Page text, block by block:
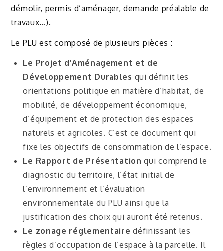
démolir, permis d’aménager, demande préalable de
travaux…).
Le PLU est composé de plusieurs pièces :
Le Projet d’Aménagement et de
Développement Durables qui définit les
orientations politique en matière d’habitat, de
mobilité, de développement économique,
d’équipement et de protection des espaces
naturels et agricoles. C’est ce document qui
fixe les objectifs de consommation de l’espace.
Le Rapport de Présentation qui comprend le
diagnostic du territoire, l’état initial de
l’environnement et l’évaluation
environnementale du PLU ainsi que la
justification des choix qui auront été retenus.
Le zonage réglementaire définissant les
règles d’occupation de l’espace à la parcelle. Il